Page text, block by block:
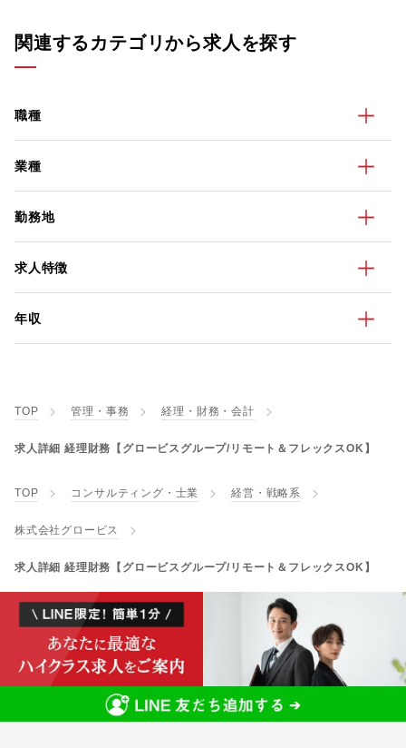
関連するカテゴリから求人を探す
職種
業種
勤務地
求人特徴
年収
TOP 管理・事務 経理・財務・会計
求人詳細 経理財務【グロービスグループ/リモート＆フレックスOK】
TOP コンサルティング・士業 経営・戦略系
株式会社グロービス
求人詳細 経理財務【グロービスグループ/リモート＆フレックスOK】